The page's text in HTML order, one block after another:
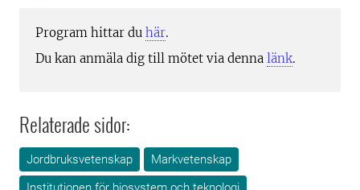
Program hittar du här.
Du kan anmäla dig till mötet via denna länk.
Relaterade sidor:
Jordbruksvetenskap
Markvetenskap